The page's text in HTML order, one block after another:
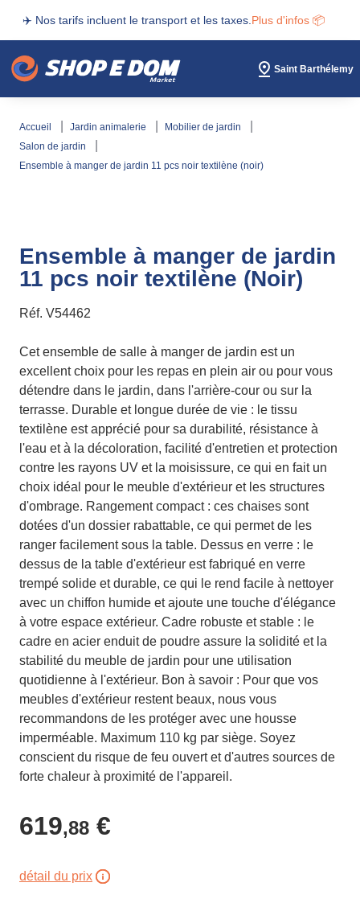
✈️ Nos tarifs incluent le transport et les taxes. Plus d'infos 📦
Saint Barthélemy
accueil jardin animalerie
mobilier de jardin
salon de jardin
ensemble à manger de jardin 11 pcs noir textilène (noir)
Ensemble à manger de jardin
11 pcs noir textilène (Noir)
Réf. V54462
Cet ensemble de salle à manger de jardin est un
excellent choix pour les repas en plein air ou pour vous
détendre dans le jardin, dans l'arrière-cour ou sur la
terrasse. Durable et longue durée de vie : le tissu
textilène est apprécié pour sa durabilité, résistance à
l'eau et à la décoloration, facilité d'entretien et protection
contre les rayons UV et la moisissure, ce qui en fait un
choix idéal pour le meuble d'extérieur et les structures
d'ombrage. Rangement compact : ces chaises sont
dotées d'un dossier rabattable, ce qui permet de les
ranger facilement sous la table. Dessus en verre : le
dessus de la table d'extérieur est fabriqué en verre
trempé solide et durable, ce qui le rend facile à nettoyer
avec un chiffon humide et ajoute une touche d'élégance
à votre espace extérieur. Cadre robuste et stable : le
cadre en acier enduit de poudre assure la solidité et la
stabilité du meuble de jardin pour une utilisation
quotidienne à l'extérieur. Bon à savoir : Pour que vos
meubles d'extérieur restent beaux, nous vous
recommandons de les protéger avec une housse
imperméable. Maximum 110 kg par siège. Soyez
conscient du risque de feu ouvert et d'autres sources de
forte chaleur à proximité de l'appareil.
619,88 €
détail du prix